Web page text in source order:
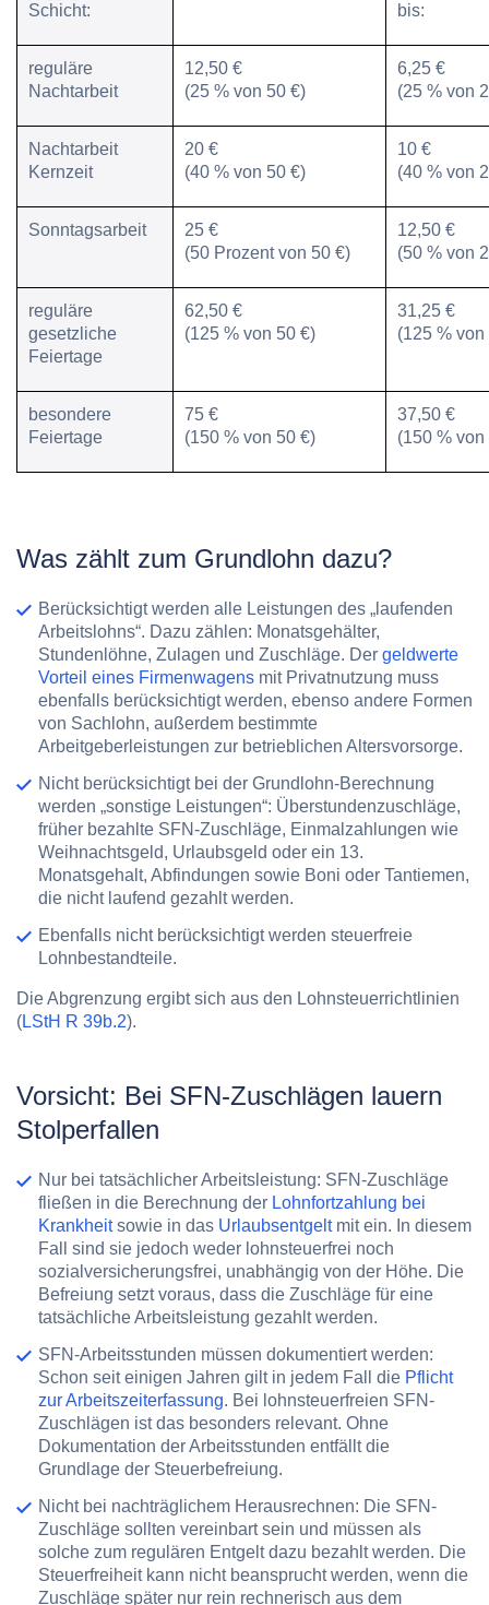
Schicht:
bis:
reguläre
Nachtarbeit
12,50 €
(25 % von 50 €)
6,25 €
(25 % von
Nachtarbeit
Kernzeit
20 €
(40 % von 50 €)
10 €
(40 % von
Sonntagsarbeit
25 €
(50 Prozent von 50 €)
12,50 €
(50 % von
reguläre
gesetzliche
Feiertage
62,50 €
(125 % von 50 €)
31,25 €
(125 % von
besondere
Feiertage
75 €
(150 % von 50 €)
37,50 €
(150 % von
Was zählt zum Grundlohn dazu?
Berücksichtigt werden alle Leistungen des „laufenden
Arbeitslohns“. Dazu zählen: Monatsgehälter,
Stundenlöhne, Zulagen und Zuschläge. Der geldwerte
Vorteil eines Firmenwagens mit Privatnutzung muss
ebenfalls berücksichtigt werden, ebenso andere Formen
von Sachlohn, außerdem bestimmte
Arbeitgeberleistungen zur betrieblichen Altersvorsorge.
Nicht berücksichtigt bei der Grundlohn-Berechnung
werden „sonstige Leistungen“: Überstundenzuschläge,
früher bezahlte SFN-Zuschläge, Einmalzahlungen wie
Weihnachtsgeld, Urlaubsgeld oder ein 13.
Monatsgehalt, Abfindungen sowie Boni oder Tantiemen,
die nicht laufend gezahlt werden.
Ebenfalls nicht berücksichtigt werden steuerfreie
Lohnbestandteile.
Die Abgrenzung ergibt sich aus den Lohnsteuerrichtlinien
(LStH R 39b.2).
Vorsicht: Bei SFN-Zuschlägen lauern
Stolperfallen
Nur bei tatsächlicher Arbeitsleistung: SFN-Zuschläge
fließen in die Berechnung der Lohnfortzahlung bei
Krankheitsowie in das Urlaubsentgeltmit ein. In diesem
Fall sind sie jedoch weder lohnsteuerfrei noch
sozialversicherungsfrei, unabhängig von der Höhe. Die
Befreiung setzt voraus, dass die Zuschläge für eine
tatsächliche Arbeitsleistung gezahlt werden.
SFN-Arbeitsstunden müssen dokumentiert werden:
Schon seit einigen Jahren gilt in jedem Fall die Pflicht
zur Arbeitszeiterfassung. Bei lohnsteuerfreien SFN-
Zuschlägen ist das besonders relevant. Ohne
Dokumentation der Arbeitsstunden entfällt die
Grundlage der Steuerbefreiung.
Nicht bei nachträglichem Herausrechnen: Die SFN-
Zuschläge sollten vereinbart sein und müssen als
solche zum regulären Entgelt dazu bezahlt werden. Die
Steuerfreiheit kann nicht beansprucht werden, wenn die
Zuschläge später nur rein rechnerisch aus dem